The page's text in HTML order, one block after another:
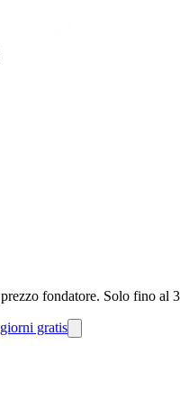
fondatore. Solo fino al
gratis